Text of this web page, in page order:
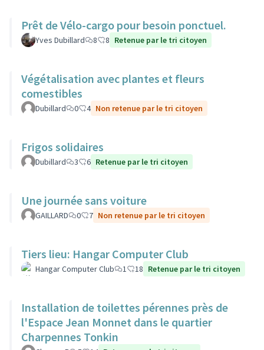
Prêt de Vélo-cargo pour besoin ponctuel.
Yves Dubillard 8 8 Retenue par le tri citoyen
Végétalisation avec plantes et fleurs
comestibles
Dubillard 0 4 Non retenue par le tri citoyen
Frigos solidaires
Dubillard 3 6 Retenue par le tri citoyen
Une journée sans voiture
GAILLARD 0 7 Non retenue par le tri citoyen
Tiers lieu: Hangar Computer Club
Hangar Computer Club 1 18 Retenue par le tri citoyen
Installation de toilettes pérennes près de
l'Espace Jean Monnet dans le quartier
Charpennes Tonkin